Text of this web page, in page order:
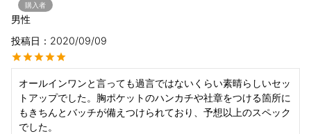
購入者
男性
投稿日
2020/09/09
オールインワンと言っても過言ではないくらい素晴らしいセッ
トアップでした。胸ポケットのハンカチや社章をつける箇所に
もきちんとバッチが備えつけられており、予想以上のスペック
でした。